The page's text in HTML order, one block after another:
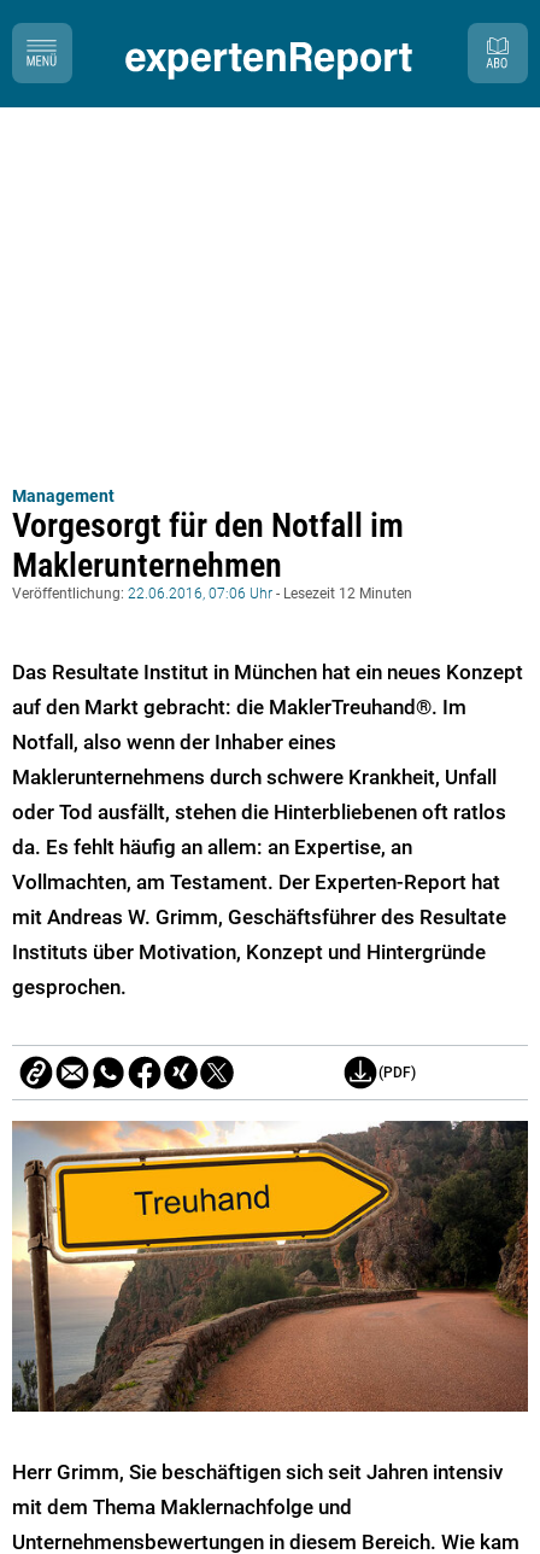
Management
Vorgesorgt für den Notfall im
Maklerunternehmen
Veröffentlichung: 22.06.2016, 07:06 Uhr - Lesezeit 12 Minuten
Das Resultate Institut in München hat ein neues Konzept
auf den Markt gebracht: die MaklerTreuhand®. Im
Notfall, also wenn der Inhaber eines
Maklerunternehmens durch schwere Krankheit, Unfall
oder Tod ausfällt, stehen die Hinterbliebenen oft ratlos
da. Es fehlt häufig an allem: an Expertise, an
Vollmachten, am Testament. Der Experten-Report hat
mit Andreas W. Grimm, Geschäftsführer des Resultate
Instituts über Motivation, Konzept und Hintergründe
gesprochen.
(PDF)
Herr Grimm, Sie beschäftigen sich seit Jahren intensiv
mit dem Thema Maklernachfolge und
Unternehmensbewertungen in diesem Bereich. Wie kam